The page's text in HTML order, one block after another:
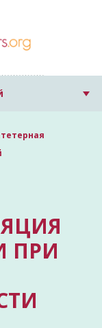
ПРИ